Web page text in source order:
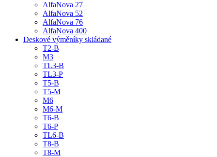
AlfaNova 27
AlfaNova 52
AlfaNova 76
AlfaNova 400
Deskové výměníky skládané
T2-B
M3
TL3-B
TL3-P
T5-B
T5-M
M6
M6-M
T6-B
T6-P
TL6-B
T8-B
T8-M